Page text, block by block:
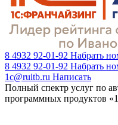
8 4932 92-01-92 Набрать
8 4932 92-01-92 Набрать
1c@ruitb.ru Написать
Полный спектр услуг по
программных продуктов